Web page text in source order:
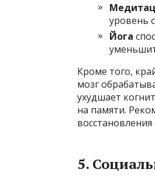
уровень
Йога
Кроме того,
мозг
ухудшает
на памяти.
5.